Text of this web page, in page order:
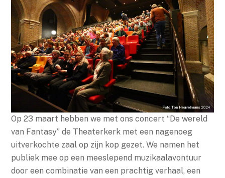
Op 23 maart hebben we met ons concert “De wereld
van Fantasy” de Theaterkerk met een nagenoeg
uitverkochte zaal op zijn kop gezet. We namen het
publiek mee op een meeslepend muzikaalavontuur
door een combinatie van een prachtig verhaal, een